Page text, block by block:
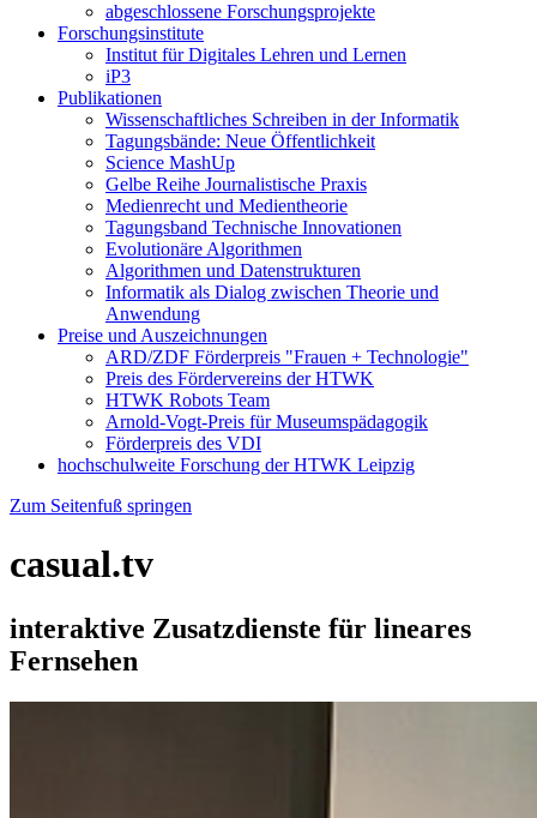
abgeschlossene Forschungsprojekte
Forschungsinstitute
Institut für Digitales Lehren und Lernen
iP3
Publikationen
Wissenschaftliches Schreiben in der Informatik
Tagungsbände: Neue Öffentlichkeit
Science MashUp
Gelbe Reihe Journalistische Praxis
Medienrecht und Medientheorie
Tagungsband Technische Innovationen
Evolutionäre Algorithmen
Algorithmen und Datenstrukturen
Informatik als Dialog zwischen Theorie und
Anwendung
Preise und Auszeichnungen
ARD/ZDF Förderpreis "Frauen + Technologie"
Preis des Fördervereins der HTWK
HTWK Robots Team
Arnold-Vogt-Preis für Museumspädagogik
Förderpreis des VDI
hochschulweite Forschung der HTWK Leipzig
Zum Seitenfuß springen
casual.tv
interaktive Zusatzdienste für lineares
Fernsehen